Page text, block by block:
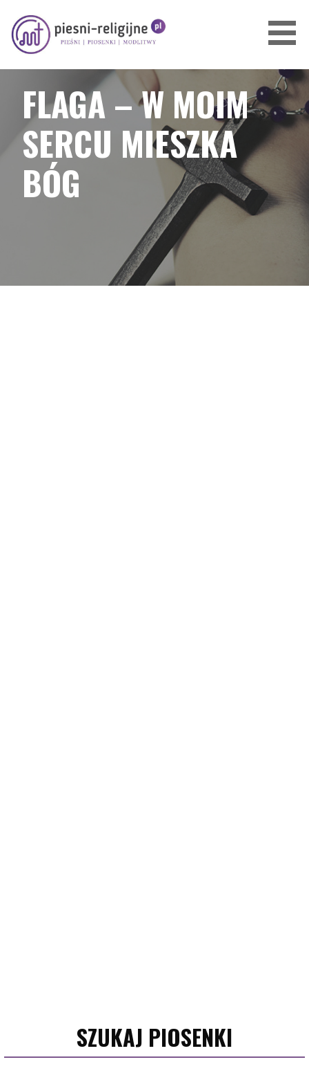
treści
PIOSENKI I PIEŚNI RELIGIJNE
FLAGA – W MOIM
SERCU MIESZKA
BÓG
SZUKAJ PIOSENKI